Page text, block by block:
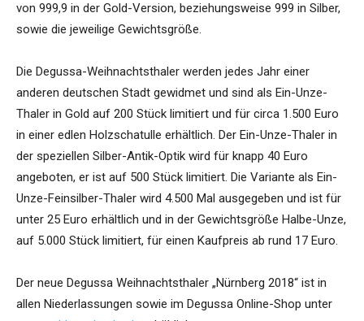
von 999,9 in der Gold-Version, beziehungsweise 999 in Silber,
sowie die jeweilige Gewichtsgröße.
Die Degussa-Weihnachtsthaler werden jedes Jahr einer
anderen deutschen Stadt gewidmet und sind als Ein-Unze-
Thaler in Gold auf 200 Stück limitiert und für circa 1.500 Euro
in einer edlen Holzschatulle erhältlich. Der Ein-Unze-Thaler in
der speziellen Silber-Antik-Optik wird für knapp 40 Euro
angeboten, er ist auf 500 Stück limitiert. Die Variante als Ein-
Unze-Feinsilber-Thaler wird 4.500 Mal ausgegeben und ist für
unter 25 Euro erhältlich und in der Gewichtsgröße Halbe-Unze,
auf 5.000 Stück limitiert, für einen Kaufpreis ab rund 17 Euro.
Der neue Degussa Weihnachtsthaler „Nürnberg 2018“ ist in
allen Niederlassungen sowie im Degussa Online-Shop unter